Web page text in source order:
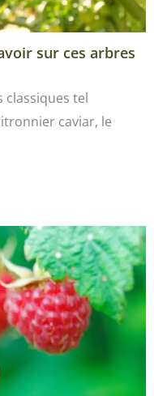
sur ces arbres
classiques tel
caviar, le